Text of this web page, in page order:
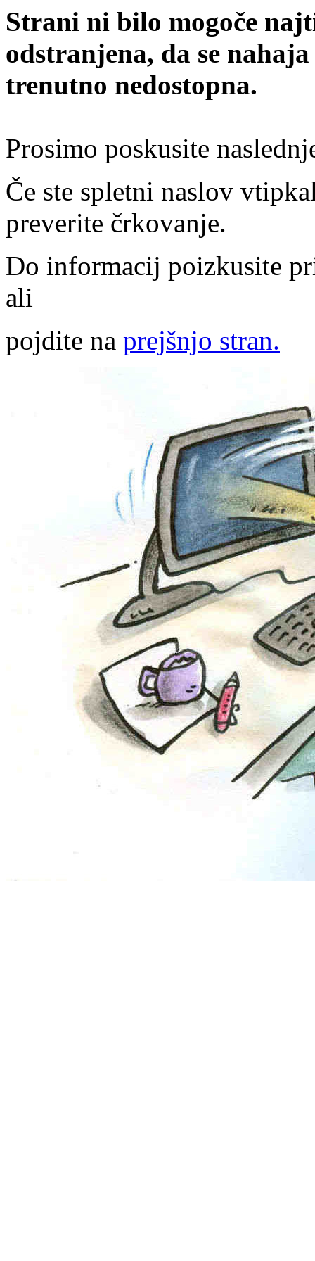
Strani ni bilo mogoče
odstranjena, da se
trenutno nedostopna.
Prosimo poskusite
Če ste spletni naslov
preverite črkovanje.
Do informacij poizkusite
ali
pojdite na prejšnjo stran.